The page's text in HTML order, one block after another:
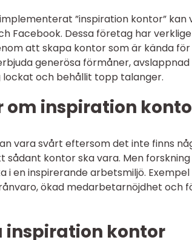
”inspiration kontor” kan
Facebook. Dessa företag har
att skapa kontor som är kända för
generösa förmåner,
och behållit topp talanger.
inspiration
vara svårt eftersom det inte finns
kontor ska vara. Men
en inspirerande arbetsmiljö.
ökad medarbetarnöjdhet och
inspiration kontor